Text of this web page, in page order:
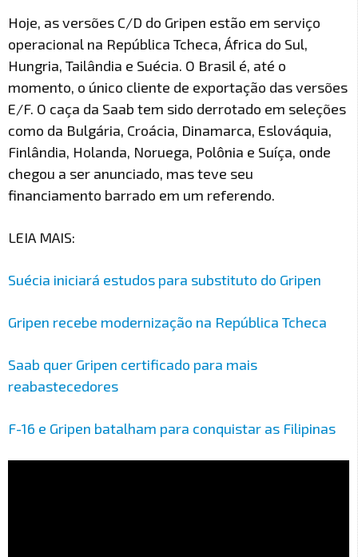
Hoje, as versões C/D do Gripen estão em serviço
operacional na República Tcheca, África do Sul,
Hungria, Tailândia e Suécia. O Brasil é, até o
momento, o único cliente de exportação das versões
E/F. O caça da Saab tem sido derrotado em seleções
como da Bulgária, Croácia, Dinamarca, Eslováquia,
Finlândia, Holanda, Noruega, Polônia e Suíça, onde
chegou a ser anunciado, mas teve seu
financiamento barrado em um referendo.
LEIA MAIS:
Suécia iniciará estudos para substituto do Gripen
Gripen recebe modernização na República Tcheca
Saab quer Gripen certificado para mais
reabastecedores
F-16 e Gripen batalham para conquistar as Filipinas